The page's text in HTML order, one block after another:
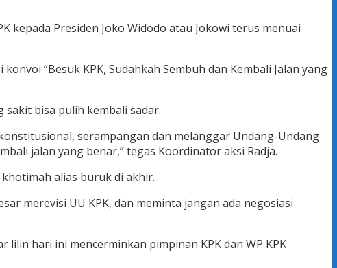
kepada Presiden Joko Widodo atau Jokowi terus menuai
“Besuk KPK, Sudahkah Sembuh dan Kembali Jalan yang
sakit bisa pulih kembali sadar.
serampangan dan melanggar Undang-Undang
jalan yang benar,” tegas Koordinator aksi Radja.
khotimah alias buruk di akhir.
merevisi UU KPK, dan meminta jangan ada negosiasi
hari ini mencerminkan pimpinan KPK dan WP KPK